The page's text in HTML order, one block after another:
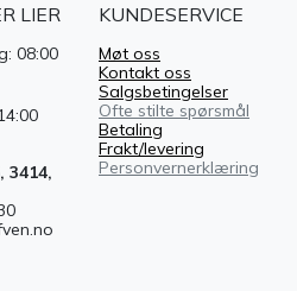
LIER
08:00
3414,
KUNDESERVICE
Møt oss
Kontakt oss
Salgsbetingelser
Ofte stilte spørsmål
Betaling
Frakt/levering
Personvernerklæring